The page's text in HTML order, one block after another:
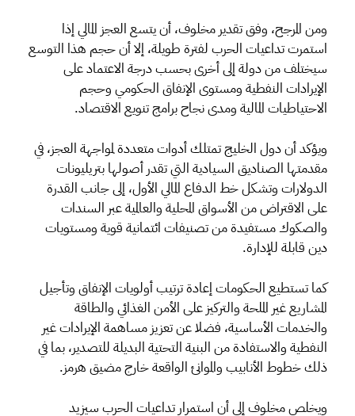
ومن المرجح، وفق تقدير مخلوف، أن يتسع العجز المالي إذا
استمرت تداعيات الحرب لفترة طويلة، إلا أن حجم هذا التوسع
سيختلف من دولة إلى أخرى بحسب درجة الاعتماد على
الإيرادات النفطية ومستوى الإنفاق الحكومي وحجم
الاحتياطيات المالية ومدى نجاح برامج تنويع الاقتصاد.
ويؤكد أن دول الخليج تمتلك أدوات متعددة لمواجهة العجز، في
مقدمتها الصناديق السيادية التي تقدر أصولها بتريليونات
الدولارات وتشكل خط الدفاع المالي الأول، إلى جانب القدرة
على الاقتراض من الأسواق المحلية والعالمية عبر السندات
والصكوك مستفيدة من تصنيفات ائتمانية قوية ومستويات
دين قابلة للإدارة.
كما تستطيع الحكومات إعادة ترتيب أولويات الإنفاق وتأجيل
المشاريع غير الملحة والتركيز على الأمن الغذائي والطاقة
والخدمات الأساسية، فضلا عن تعزيز مساهمة الإيرادات غير
النفطية والاستفادة من البنية التحتية البديلة للتصدير، بما في
ذلك خطوط الأنابيب والموانئ الواقعة خارج مضيق هرمز.
ويخلص مخلوف إلى أن استمرار تداعيات الحرب سيزيد